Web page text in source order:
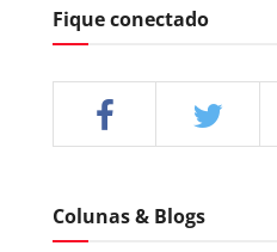
Fique conectado
Colunas & Blogs